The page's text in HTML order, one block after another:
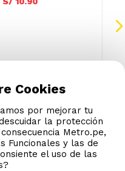
Cookies
por mejorar tu
la protección
Metro.pe,
Funcionales y las de
el uso de las